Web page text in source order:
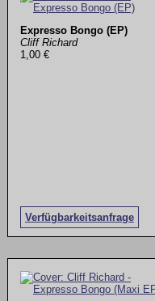
Expresso Bongo (EP)
Cliff Richard
1,00 €
Verfügbarkeitsanfrage